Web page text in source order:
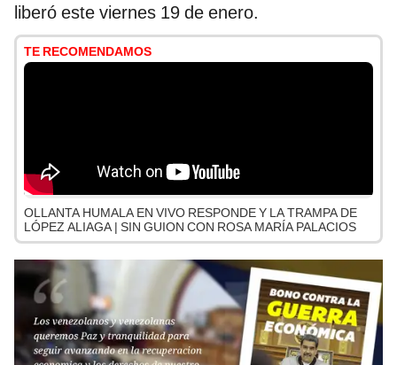
liberó este viernes 19 de enero.
TE RECOMENDAMOS
OLLANTA HUMALA EN VIVO RESPONDE Y LA TRAMPA DE
LÓPEZ ALIAGA | SIN GUION CON ROSA MARÍA PALACIOS